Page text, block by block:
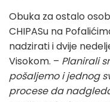
Obuka za ostalo
CHIPASu na
nadzirati i dvije
Visokom. – Planirali
pošaljemo i jednog
procese da